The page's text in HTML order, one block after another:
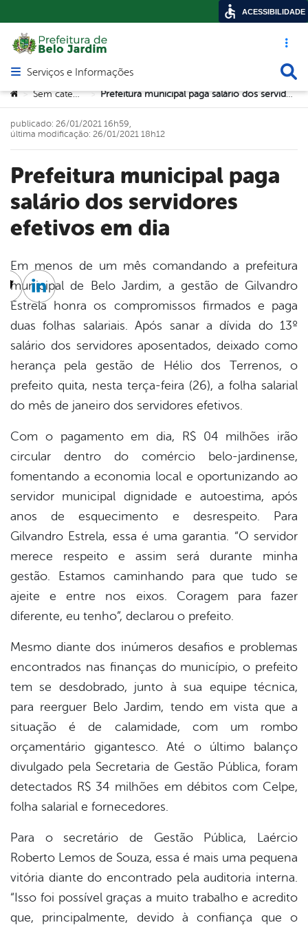
Acesso
Abrir menu principal de navegação
Serviços e Informações
Você está aqui:
> Sem categoria > Prefeitura municipal paga salário dos servidores efetivos em dia
Prefeitura municipal paga
salário dos servidores
efetivos em dia
publicado: 26/01/2021 16h59,
última modificação: 26/01/2021 18h12
Em menos de um mês comandando a prefeitura
municipal de Belo Jardim, a gestão de Gilvandro
Estrela honra os compromissos firmados e paga
duas folhas salariais. Após sanar a dívida do 13º
salário dos servidores aposentados, deixado como
herança pela gestão de Hélio dos Terrenos, o
prefeito quita, nesta terça-feira (26), a folha salarial
do mês de janeiro dos servidores efetivos.
Com o pagamento em dia, R$ 04 milhões irão
circular dentro do comércio belo-jardinense,
fomentando a economia local e oportunizando ao
servidor municipal dignidade e autoestima, após
anos de esquecimento e desrespeito. Para
Gilvandro Estrela, essa é uma garantia. “O servidor
merece respeito e assim será durante minha
gestão. Estamos caminhando para que tudo se
ajeite e entre nos eixos. Coragem para fazer
diferente, eu tenho”, declarou o prefeito.
Mesmo diante dos inúmeros desafios e problemas
encontrados nas finanças do município, o prefeito
tem se desdobrado, junto à sua equipe técnica,
para reerguer Belo Jardim, tendo em vista que a
situação é de calamidade, com um rombo
orçamentário gigantesco. Até o último balanço
divulgado pela Secretaria de Gestão Pública, foram
detectados R$ 34 milhões em débitos com Celpe,
folha salarial e fornecedores.
Para o secretário de Gestão Pública, Laércio
Roberto Lemos de Souza, essa é mais uma pequena
vitória diante do encontrado pela auditoria interna.
“Isso foi possível graças a muito trabalho e acredito
que, principalmente, devido à confiança que o
TwitterLinkedin
ACESSIBILIDADE